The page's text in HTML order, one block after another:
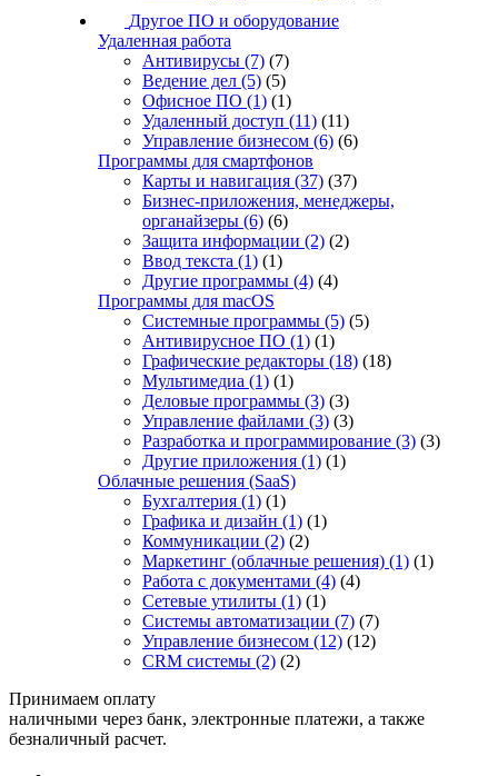
Другое ПО и оборудование
Удаленная работа
Антивирусы (7) (7)
Ведение дел (5) (5)
Офисное ПО (1) (1)
Удаленный доступ (11) (11)
Управление бизнесом (6) (6)
Программы для смартфонов
Карты и навигация (37) (37)
Бизнес-приложения, менеджеры,
органайзеры (6) (6)
Защита информации (2) (2)
Ввод текста (1) (1)
Другие программы (4) (4)
Программы для macOS
Системные программы (5) (5)
Антивирусное ПО (1) (1)
Графические редакторы (18) (18)
Мультимедиа (1) (1)
Деловые программы (3) (3)
Управление файлами (3) (3)
Разработка и программирование (3) (3)
Другие приложения (1) (1)
Облачные решения (SaaS)
Бухгалтерия (1) (1)
Графика и дизайн (1) (1)
Коммуникации (2) (2)
Маркетинг (облачные решения) (1) (1)
Работа с документами (4) (4)
Сетевые утилиты (1) (1)
Системы автоматизации (7) (7)
Управление бизнесом (12) (12)
CRM системы (2) (2)
Принимаем оплату
наличными через банк, электронные платежи, а также
безналичный расчет.